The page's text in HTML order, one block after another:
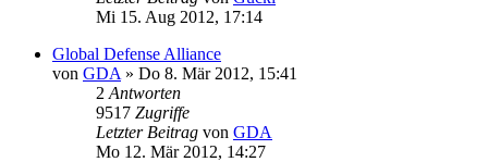
Mi 15. Aug 2012, 17:14
Global Defense Alliance
von GDA » Do 8. Mär 2012, 15:41
2 Antworten
9517 Zugriffe
Letzter Beitrag von GDA
Mo 12. Mär 2012, 14:27